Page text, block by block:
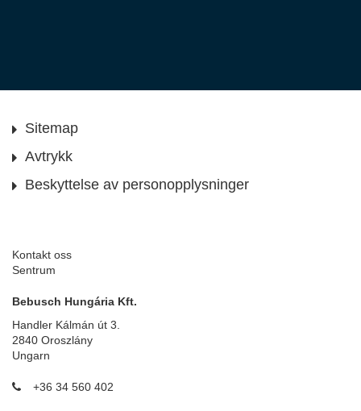
Sitemap
Avtrykk
Beskyttelse av personopplysninger
Kontakt oss
Sentrum
Bebusch Hungária Kft.
Handler Kálmán út 3.
2840 Oroszlány
Ungarn
+36 34 560 402